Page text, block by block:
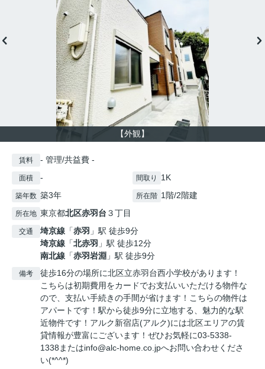
【外観】
賃料 - 管理/共益費 -
面積 - 間取り 1K
築年数 築3年 所在階 1階/2階建
所在地 東京都北区赤羽台 ３丁目
交通 埼京線 「赤羽 」駅 徒歩9分
埼京線 「北赤羽 」駅 徒歩12分
南北線 「赤羽岩淵 」駅 徒歩9分
備考
徒歩16分の場所に北区立赤羽台西小学校があります！
こちらは初期費用をカードでお支払いいただける物件な
ので、支払い手続きの手間が省けます！こちらの物件は
アパートです！駅から徒歩9分に立地する、魅力的な駅
近物件です！アルク新宿店(アルク)には北区エリアの賃
貸情報が豊富にございます！ぜひお気軽に03-5338-
1338またはinfo@alc-home.co.jpへお問い合わせくださ
い(*^^*)